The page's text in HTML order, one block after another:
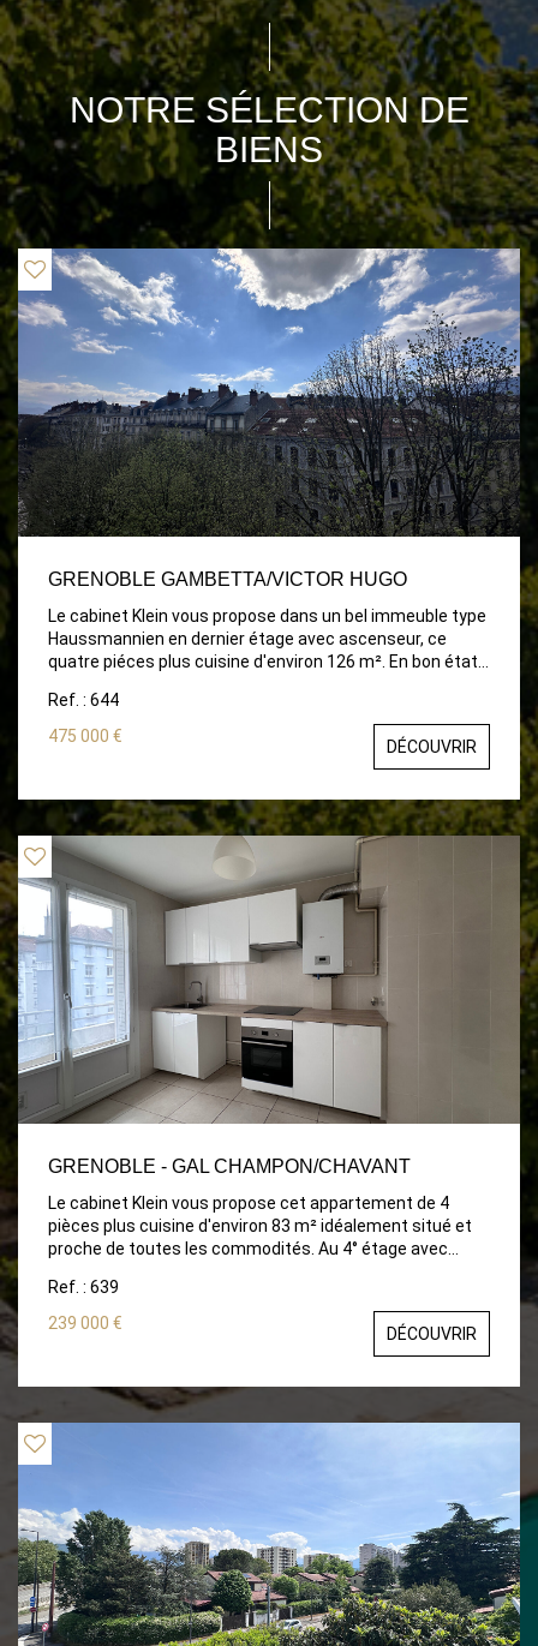
NOTRE SÉLECTION DE
BIENS
GRENOBLE GAMBETTA/VICTOR HUGO
Le cabinet Klein vous propose dans un bel immeuble type
Haussmannien en dernier étage avec ascenseur, ce
quatre piéces plus cuisine d'environ 126 m². En bon état
et balcon filant, une salle à manger, deux grandes
chambres dont une avec un grand dressing et la seconde
contemporaine avec douche à l'italienne et WC. Vous
trouverez dans ce bel appartement tout le cachet de
l'ancien: cheminée en marbre, staffs, parquet à la
française .
Ref. : 644
475 000 €
DÉCOUVRIR
GRENOBLE - GAL CHAMPON/CHAVANT
Le cabinet Klein vous propose cet appartement de 4
pièces plus cuisine d'environ 83 m² idéalement situé et
proche de toutes les commodités. Au 4° étage avec
indépendante avec balcon, d'un séjour double avec
balcon filant, 2 belles chambres avec rangements, salle
de bain et wc. Appartement en très bon état, possibilité
Ref. : 639
239 000 €
DÉCOUVRIR